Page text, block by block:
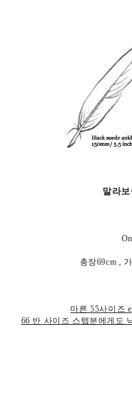
말라
총장69cm ,
마른 55사이즈 e
66 반 사이즈 스텝분에게도